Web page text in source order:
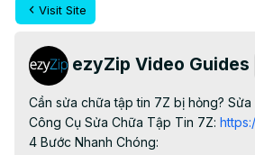
Visit Site
ezyZip Video Guides
Cần sửa chữa tập tin 7Z bị hỏng?
Công Cụ Sửa Chữa Tập Tin 7Z:
4 Bước Nhanh Chóng: